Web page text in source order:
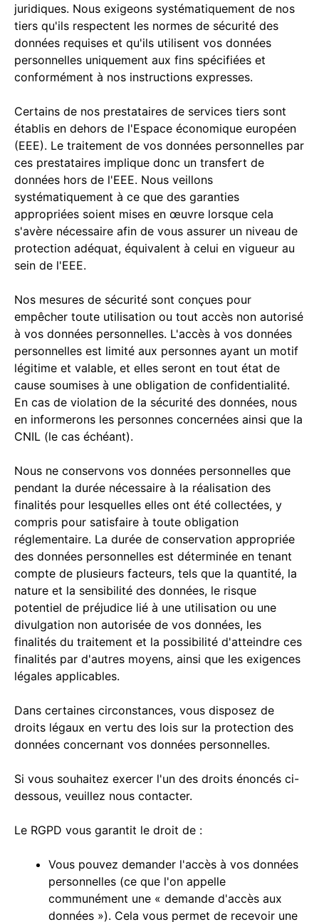
juridiques. Nous exigeons systématiquement de nos
tiers qu'ils respectent les normes de sécurité des
données requises et qu'ils utilisent vos données
personnelles uniquement aux fins spécifiées et
conformément à nos instructions expresses.
Certains de nos prestataires de services tiers sont
établis en dehors de l'Espace économique européen
(EEE). Le traitement de vos données personnelles par
ces prestataires implique donc un transfert de
données hors de l'EEE. Nous veillons
systématiquement à ce que des garanties
appropriées soient mises en œuvre lorsque cela
s'avère nécessaire afin de vous assurer un niveau de
protection adéquat, équivalent à celui en vigueur au
sein de l'EEE.
Nos mesures de sécurité sont conçues pour
empêcher toute utilisation ou tout accès non autorisé
à vos données personnelles. L'accès à vos données
personnelles est limité aux personnes ayant un motif
légitime et valable, et elles seront en tout état de
cause soumises à une obligation de confidentialité.
En cas de violation de la sécurité des données, nous
en informerons les personnes concernées ainsi que la
CNIL (le cas échéant).
Nous ne conservons vos données personnelles que
pendant la durée nécessaire à la réalisation des
finalités pour lesquelles elles ont été collectées, y
compris pour satisfaire à toute obligation
réglementaire. La durée de conservation appropriée
des données personnelles est déterminée en tenant
compte de plusieurs facteurs, tels que la quantité, la
nature et la sensibilité des données, le risque
potentiel de préjudice lié à une utilisation ou une
divulgation non autorisée de vos données, les
finalités du traitement et la possibilité d'atteindre ces
finalités par d'autres moyens, ainsi que les exigences
légales applicables.
Dans certaines circonstances, vous disposez de
droits légaux en vertu des lois sur la protection des
données concernant vos données personnelles.
Si vous souhaitez exercer l'un des droits énoncés ci-
dessous, veuillez nous contacter.
Le RGPD vous garantit le droit de :
Vous pouvez demander l'accès à vos données
personnelles (ce que l'on appelle
communément une « demande d'accès aux
données »). Cela vous permet de recevoir une